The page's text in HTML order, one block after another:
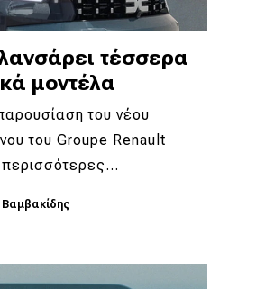
τέσσερα
μοντέλα
του νέου
του Groupe Renault